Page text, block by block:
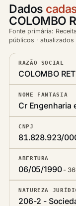
Dados
COLOMBO
Fonte primária:
públicos ·
RAZÃO SOCIAL
COLOMBO
NOME FANTASIA
Cr Engenharia
CNPJ
81.828.923/
ABERTURA
06/05/1990
NATUREZA
206-2 -